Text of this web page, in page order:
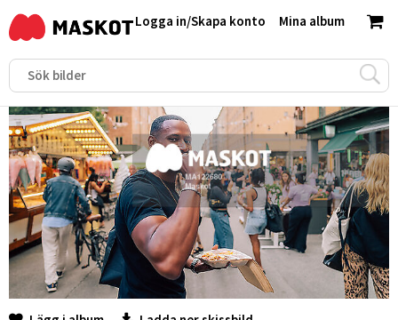
Mina album
Logga in/Skapa konto